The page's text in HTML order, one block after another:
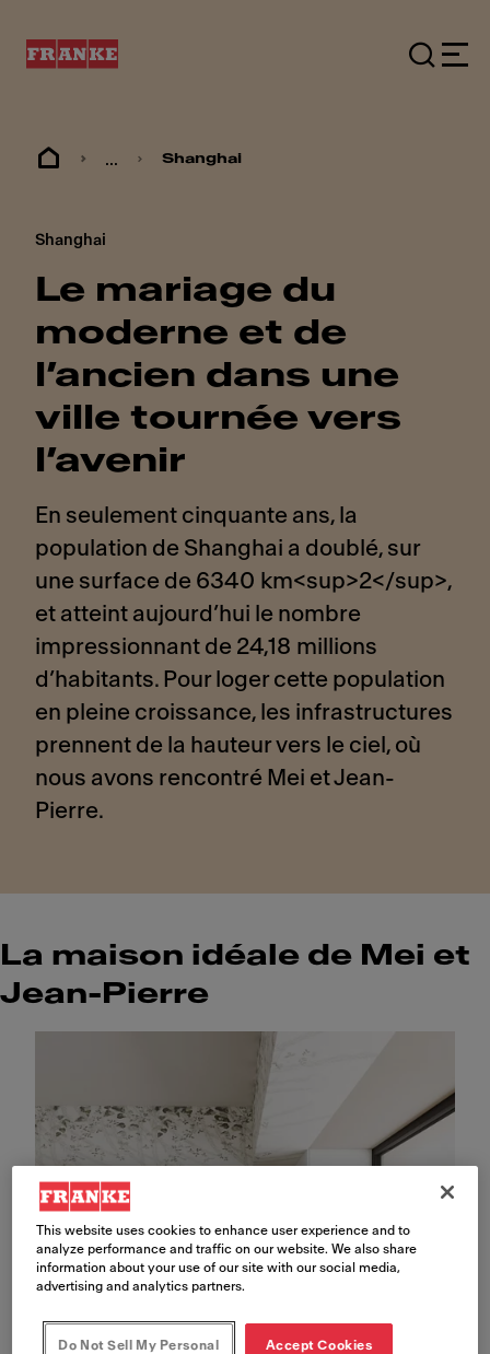
... Shanghai
Shanghai
Le mariage du
moderne et de
l’ancien dans une
ville tournée vers
l’avenir
En seulement cinquante ans, la
population de Shanghai a doublé, sur
une surface de 6340 km<sup>2</sup>,
et atteint aujourd’hui le nombre
impressionnant de 24,18 millions
d’habitants. Pour loger cette population
en pleine croissance, les infrastructures
prennent de la hauteur vers le ciel, où
nous avons rencontré Mei et Jean-
Pierre.
La maison idéale de Mei et
Jean-Pierre
This website uses cookies to enhance user experience and to
analyze performance and traffic on our website. We also share
information about your use of our site with our social media,
advertising and analytics partners.
Do Not Sell My Personal
Accept Cookies